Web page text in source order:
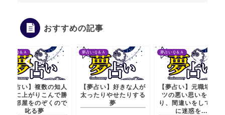
おすすめの記事
い】複数の知人
上がりこんで勝
屋をのぞくので
叱る夢
夢占いＱ＆Ａ
【夢占い】好きな人が
太ったりやせたりする
夢占いＱ＆Ａ
【夢占い】元職場でバ
ツの悪い思いをした
り、間違いをして周り
に迷惑を...